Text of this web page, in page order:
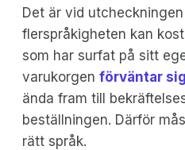
Det är vid
flerspråkigheten kan
som har surfat på sitt
varukorgen förväntar
ända fram till
beställningen. Därför
rätt språk.